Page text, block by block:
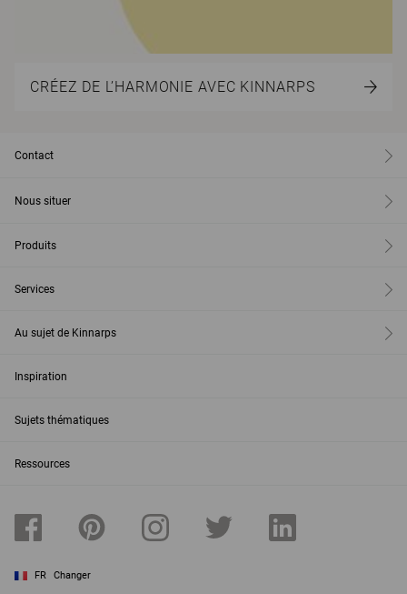
CRÉEZ DE L’HARMONIE AVEC KINNARPS
Contact
Nous situer
Produits
Services
Au sujet de Kinnarps
Inspiration
Sujets thématiques
Ressources
FR Changer